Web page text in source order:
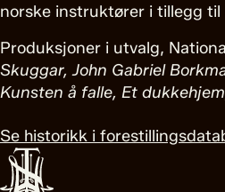
norske instruktører i tillegg
Produksjoner i utvalg,
Skuggar, John Gabriel
Kunsten å falle, Et
Se historikk i